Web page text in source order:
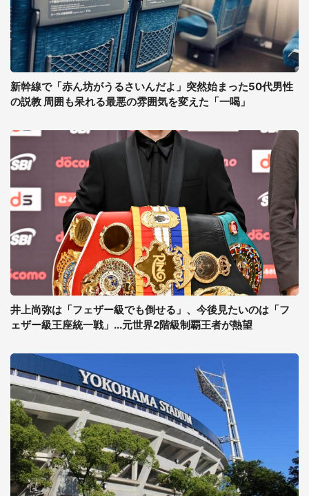
新幹線で「赤ん坊がうるさいんだよ」突然始まった50代男性
の説教 周囲も呆れる最悪の雰囲気を変えた「一喝」
井上尚弥は「フェザー級でも倒せる」、今後見たいのは「フ
ェザー級王座統一戦」...元世界2階級制覇王者が熱望